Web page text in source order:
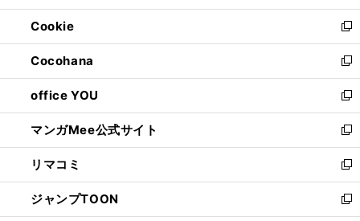
開
く
ウ
で
開
く
ン
ド
ウ
で
開
く
ウ
ィ
ン
ド
ウ
で
開
く
Cookie
新
し
い
ウ
ィ
ン
ド
ウ
で
開
く
Cocohana
新
し
い
ウ
ィ
ン
ド
ウ
で
開
office YOU
新
し
い
ウ
ィ
ン
ド
ウ
マンガMee公式サイト
新
し
い
ウ
ィ
ン
リマコミ
新
し
い
ジャンプTOON
新